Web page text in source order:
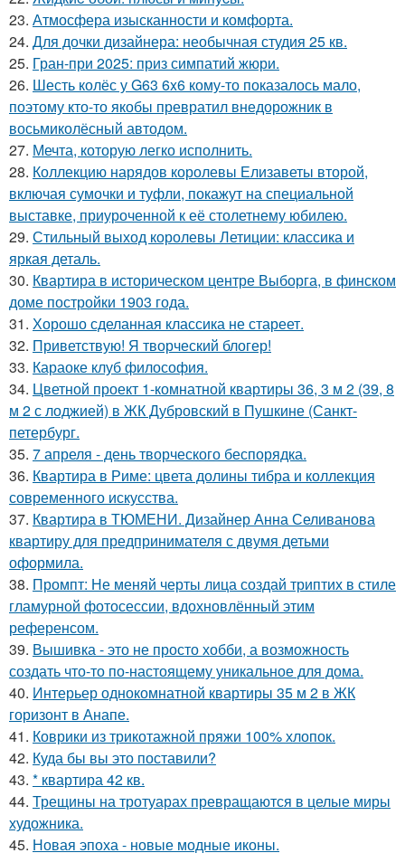
23. Атмосфера изысканности и комфорта.
24. Для дочки дизайнера: необычная студия 25 кв.
25. Гран-при 2025: приз симпатий жюри.
26. Шесть колёс у G63 6x6 кому-то показалось мало,
поэтому кто-то якобы превратил внедорожник в
восьмиколёсный автодом.
27. Мечта, которую легко исполнить.
28. Коллекцию нарядов королевы Елизаветы второй,
включая сумочки и туфли, покажут на специальной
выставке, приуроченной к её столетнему юбилею.
29. Стильный выход королевы Летиции: классика и
яркая деталь.
30. Квартира в историческом центре Выборга, в финском
доме постройки 1903 года.
31. Хорошо сделанная классика не стареет.
32. Приветствую! Я творческий блогер!
33. Караоке клуб философия.
34. Цветной проект 1-комнатной квартиры 36, 3 м 2 (39, 8
м 2 с лоджией) в ЖК Дубровский в Пушкине (Санкт-
петербург.
35. 7 апреля - день творческого беспорядка.
36. Квартира в Риме: цвета долины тибра и коллекция
современного искусства.
37. Квартира в ТЮМЕНИ. Дизайнер Анна Селиванова
квартиру для предпринимателя с двумя детьми
оформила.
38. Промпт: Не меняй черты лица создай триптих в стиле
гламурной фотосессии, вдохновлённый этим
референсом.
39. Вышивка - это не просто хобби, а возможность
создать что-то по-настоящему уникальное для дома.
40. Интерьер однокомнатной квартиры 35 м 2 в ЖК
горизонт в Анапе.
41. Коврики из трикотажной пряжи 100% хлопок.
42. Куда бы вы это поставили?
43. * квартира 42 кв.
44. Трещины на тротуарах превращаются в целые миры
художника.
45. Новая эпоха - новые модные иконы.